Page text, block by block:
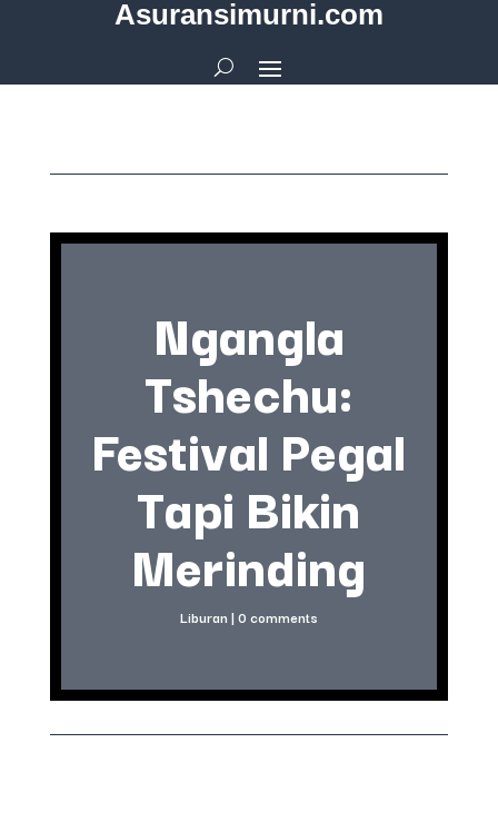
Asuransimurni.com
Ngangla
Tshechu:
Festival Pegal
Tapi Bikin
Merinding
Liburan | 0 comments